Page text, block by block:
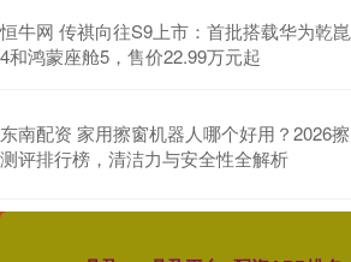
恒牛网 传祺向往S9上市：首批搭载华为乾
4和鸿蒙座舱5，售价22.99万元起
东南配资 家用擦窗机器人哪个好用？2026
测评排行榜，清洁力与安全性全解析